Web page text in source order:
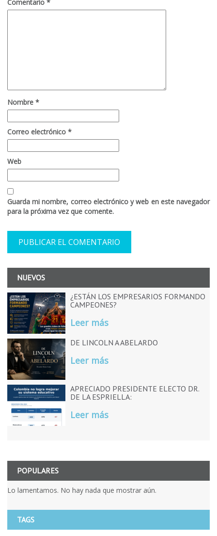
Comentario *
Nombre *
Correo electrónico *
Web
Guarda mi nombre, correo electrónico y web en este navegador
para la próxima vez que comente.
NUEVOS
¿ESTÁN LOS EMPRESARIOS FORMANDO
CAMPEONES?
Leer más
DE LINCOLN A ABELARDO
Leer más
APRECIADO PRESIDENTE ELECTO DR.
DE LA ESPRIELLA:
Leer más
POPULARES
Lo lamentamos. No hay nada que mostrar aún.
TAGS